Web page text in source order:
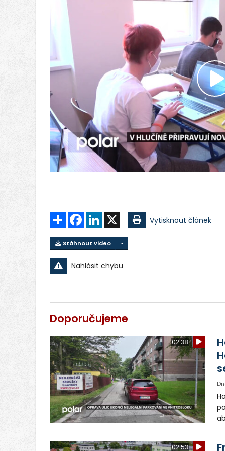
Sdílet FacebookLinkedIn Vytisknout článek
Stáhnout video
Nahlásit chybu
Doporučujeme
02:38
02:53